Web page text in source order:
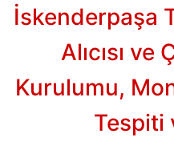
İskenderpaşa
Alıcısı ve
Kurulumu,
Tespiti